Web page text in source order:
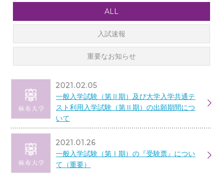
ALL
入試速報
重要なお知らせ
2021.02.05
一般入学試験（第Ⅱ期）及び大学入学共通テ
スト利用入学試験（第Ⅱ期）の出願期間につ
いて
2021.01.26
一般入学試験（第Ⅰ期）の『受験票』につい
て（重要）